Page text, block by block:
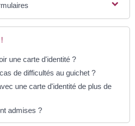
une carte d'identité ?
de difficultés au guichet ?
une carte d'identité de plus de
admises ?